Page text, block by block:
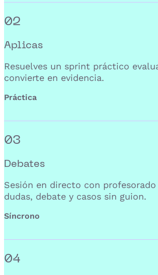
02
Aplicas
Resuelves un sprint práctico
convierte en evidencia.
Práctica
03
Debates
Sesión en directo con
dudas, debate y casos sin guion.
Síncrono
04